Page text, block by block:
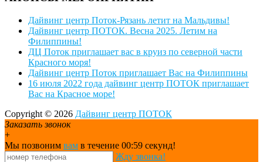
Дайвинг центр Поток-Рязань летит на Мальдивы!
Дайвинг центр ПОТОК. Весна 2025. Летим на
Филиппины!
ДЦ Поток приглашает вас в круиз по северной части
Красного моря!
Дайвинг центр Поток приглашает Вас на Филиппины
16 июля 2022 года дайвинг центр ПОТОК приглашает
Вас на Красное море!
Copyright © 2026 Дайвинг центр ПОТОК
Заказать звонок
+
Мы позвоним вам в течение 00:59 секунд!
Жду звонка!